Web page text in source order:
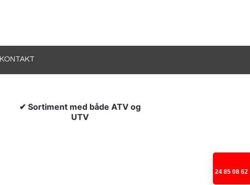
KONTAKT
✔ Sortiment med både ATV og
UTV​
24 85 08 62​